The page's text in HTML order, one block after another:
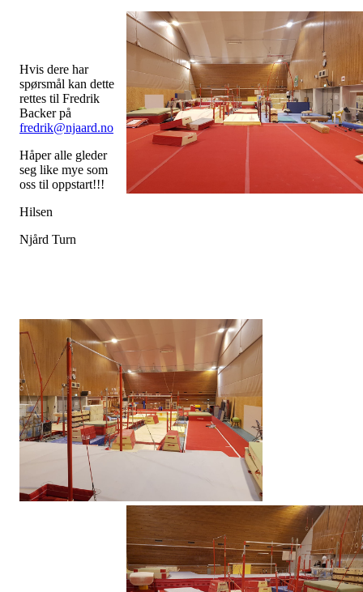
Hvis dere har
spørsmål kan dette
rettes til Fredrik
Backer på
fredrik@njaard.no
Håper alle gleder
seg like mye som
oss til oppstart!!!
Hilsen
Njård Turn